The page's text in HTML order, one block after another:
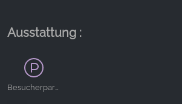
Ausstattung :